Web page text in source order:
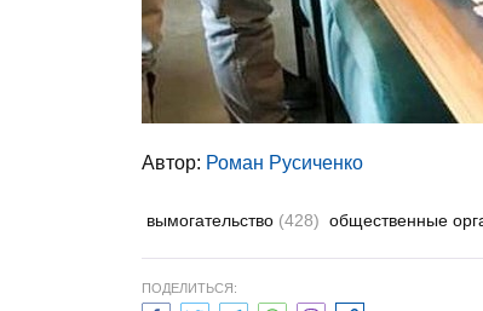
Автор: Роман Русиченко
вымогательство (428) общественные
ПОДЕЛИТЬСЯ: